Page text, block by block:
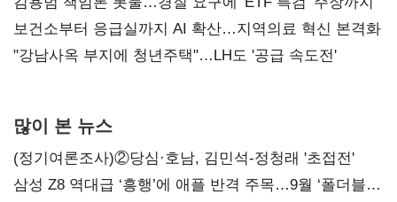
보건소부터 응급실까지 AI 확산…지역의료 혁신 본격화
"강남사옥 부지에 청년주택"…LH도 '공급 속도전'
많이 본 뉴스
(정기여론조사)②당심·호남, 김민석-정청래 '초접전'
삼성 Z8 역대급 ‘흥행’에 애플 반격 주목…9월 ‘폴더블